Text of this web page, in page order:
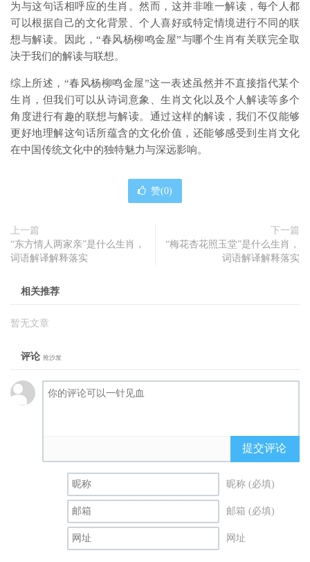
为与这句话相呼应的生肖。然而，这并非唯一解读，每个人都
可以根据自己的文化背景、个人喜好或特定情境进行不同的联
想与解读。因此，“春风杨柳鸣金屋”与哪个生肖有关联完全取
决于我们的解读与联想。
综上所述，“春风杨柳鸣金屋”这一表述虽然并不直接指代某个
生肖，但我们可以从诗词意象、生肖文化以及个人解读等多个
角度进行有趣的联想与解读。通过这样的解读，我们不仅能够
更好地理解这句话所蕴含的文化价值，还能够感受到生肖文化
在中国传统文化中的独特魅力与深远影响。
赞(0)
上一篇
“东方情人两家亲”是什么生肖，
词语解译解释落实
下一篇
“梅花杏花照玉堂”是什么生肖，
词语解译解释落实
相关推荐
暂无文章
评论 抢沙发
提交评论
昵称 (必填)
邮箱 (必填)
网址